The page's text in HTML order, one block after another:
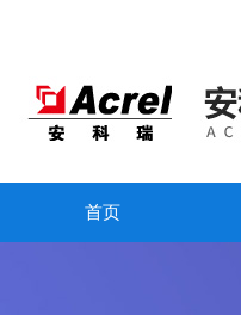
首页